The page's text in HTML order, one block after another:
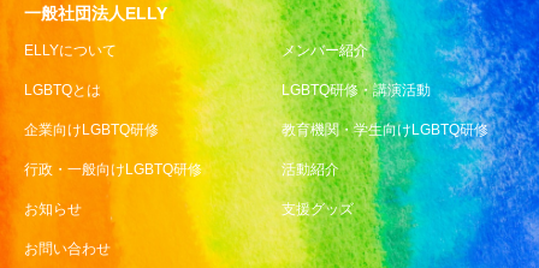
一般社団法人ELLY
ELLYについて メンバー紹介
LGBTQとは LGBTQ研修・講演活動
企業向けLGBTQ研修 教育機関・学生向けLGBTQ研修
行政・一般向けLGBTQ研修 活動紹介
お知らせ 支援グッズ
お問い合わせ